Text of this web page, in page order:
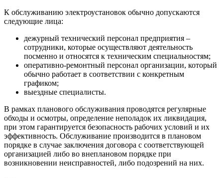
К обслуживанию электроустановок обычно допускаются
следующие лица:
дежурный технический персонал предприятия –
сотрудники, которые осуществляют деятельность
посменно и относятся к техническим специальностям;
оперативно-ремонтный персонал организации, который
обычно работает в соответствии с конкретным
графиком;
выездные специалисты.
В рамках планового обслуживания проводятся регулярные
обходы и осмотры, определение неполадок их ликвидация,
при этом гарантируется безопасность рабочих условий и их
эффективность. Обслуживание производится в плановом
порядке в случае заключения договора с соответствующей
организацией либо во внеплановом порядке при
возникновении неисправностей, либо подозрений на них.